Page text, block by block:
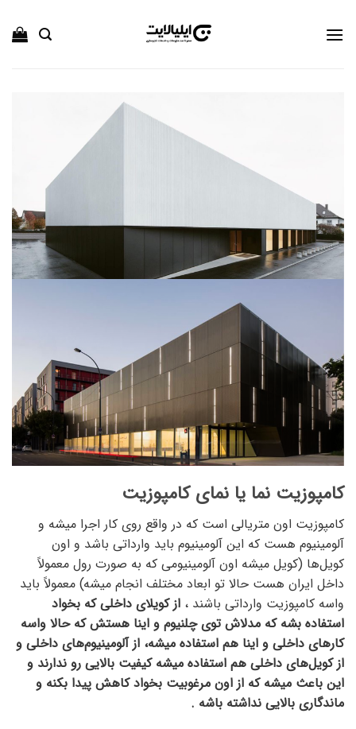
کامپوزیت نما یا نمای کامپوزیت
کامپوزیت اون متریالی است که در واقع روی کار اجرا میشه و
آلومینیوم هست که این آلومینیوم باید وارداتی باشد و اون
کویل‌ها (کویل میشه اون آلومینیومی که به صورت رول معمولاً
داخل ایران هست حالا تو ابعاد مختلف انجام میشه) معمولاً باید
واسه کامپوزیت وارداتی باشند ، از کویلای داخلی که بخواد
استفاده بشه که مدلاش توی چلنیوم و اینا هستش که حالا واسه
کارهای داخلی و اینا هم استفاده میشه، از آلومینیوم‌های داخلی و
از کویل‌های داخلی هم استفاده میشه کیفیت بالایی رو ندارند و
این باعث میشه که از اون مرغوبیت بخواد کاهش پیدا بکنه و
ماندگاری بالایی نداشته باشه .